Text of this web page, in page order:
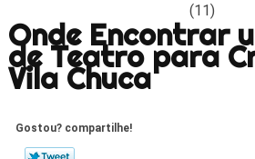
(11)
Onde Encontrar
de Teatro para
Vila Chuca
Gostou? compartilhe!